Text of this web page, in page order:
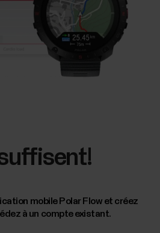
mobile Polar Flow et créez
à un compte existant.